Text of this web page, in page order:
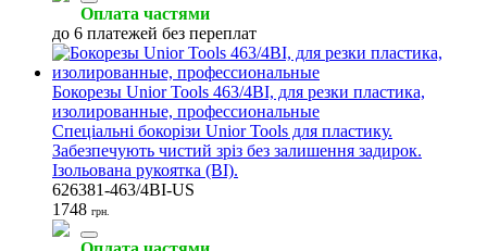
Оплата частями
до 6 платежей без переплат
Бокорезы Unior Tools 463/4BI, для резки пластика,
изолированные, профессиональные
Спеціальні бокорізи Unior Tools для пластику.
Забезпечують чистий зріз без залишення задирок.
Ізольована рукоятка (BI).
626381-463/4BI-US
1748 грн.